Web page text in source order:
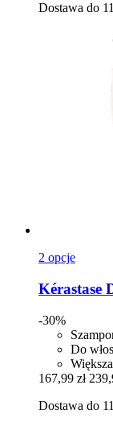
Dostawa do
2 opcje
Kérastase
-30%
Do
167,99 zł
Dostawa do